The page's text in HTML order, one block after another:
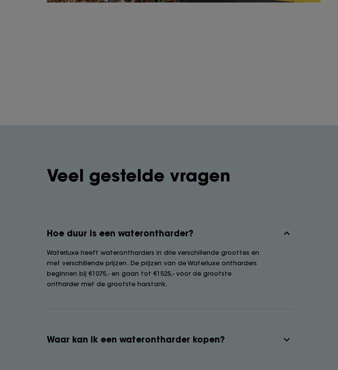
Veel gestelde vragen
Hoe duur is een waterontharder?
Waterluxe heeft waterontharders in drie verschillende groottes en
met verschillende prijzen.. De prijzen van de Waterluxe ontharders
beginnen bij €1075,- en gaan tot €1525,- voor de grootste
ontharder met de grootste harstank.
Waar kan ik een waterontharder kopen?